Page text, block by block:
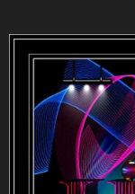
Gemaakt